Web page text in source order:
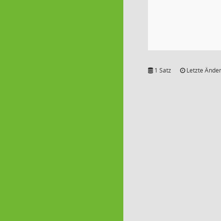
1 Satz Letzte